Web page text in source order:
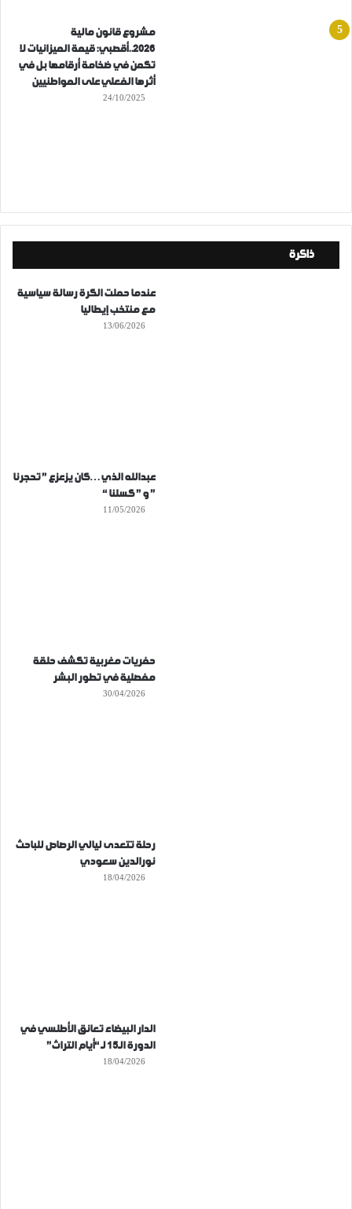
مشروع قانون مالية
2026..أقصبي: قيمة الميزانيات لا
تكمن في ضخامة أرقامها بل في
أثرها الفعلي على المواطنيين
24/10/2025
ذاكرة
عندما حملت الكرة رسالة سياسية
مع منتخب إيطاليا
13/06/2026
عبدالله الذي…كان يزعزع ” تحجرنا
” و ” كسلنا “
11/05/2026
حفريات مغربية تكشف حلقة
مفصلية في تطور البشر
30/04/2026
رحلة تتعدى ليالي الرصاص للباحث
نورالدين سعودي
18/04/2026
الدار البيضاء تعانق الأطلسي في
الدورة الـ15 لـ “أيام التراث”
18/04/2026